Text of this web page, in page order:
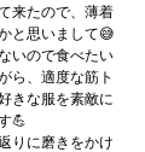
来たので、薄着
と思いまして😅
いので食べたい
ら、適度な筋ト
きな服を素敵に
💪
りに磨きをかけ